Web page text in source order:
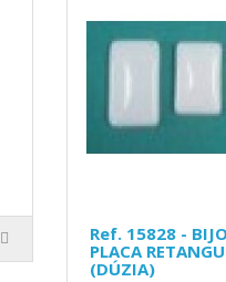
Ref. 15828 -
PLACA
(DÚZIA)